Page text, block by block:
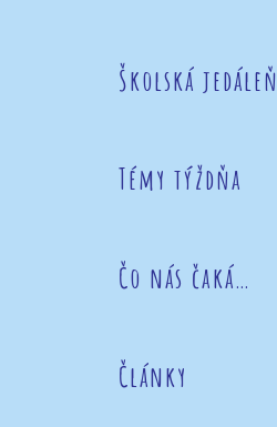
Školská jedáleň
Témy týždňa
Čo nás čaká…
Články